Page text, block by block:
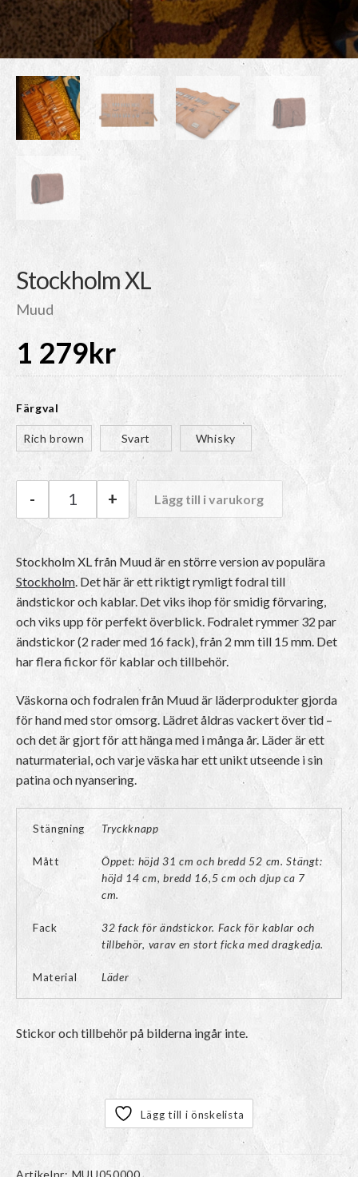
Stockholm XL
Muud
1 279kr
Färgval
Rich brown Svart Whisky
Muud Stockholm XL mängd
- + Lägg till i varukorg
Stockholm XL från Muud är en större version av populära
Stockholm. Det här är ett riktigt rymligt fodral till
ändstickor och kablar. Det viks ihop för smidig förvaring,
och viks upp för perfekt överblick. Fodralet rymmer 32 par
ändstickor (2 rader med 16 fack), från 2 mm till 15 mm. Det
har flera fickor för kablar och tillbehör.
Väskorna och fodralen från Muud är läderprodukter gjorda
för hand med stor omsorg. Lädret åldras vackert över tid –
och det är gjort för att hänga med i många år. Läder är ett
naturmaterial, och varje väska har ett unikt utseende i sin
patina och nyansering.
Stängning Tryckknapp
Mått
Öppet: höjd 31 cm och bredd 52 cm. Stängt:
höjd 14 cm, bredd 16,5 cm och djup ca 7
cm.
Fack
32 fack för ändstickor. Fack för kablar och
tillbehör, varav en stort ficka med dragkedja.
Material Läder
Stickor och tillbehör på bilderna ingår inte.
Lägg till i önskelista
Artikelnr: MUU050000